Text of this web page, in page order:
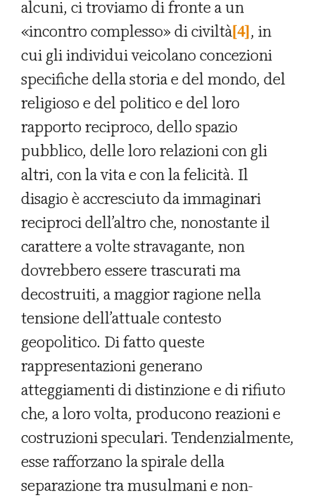
alcuni, ci troviamo di fronte a un
«incontro complesso» di civiltà[4], in
cui gli individui veicolano concezioni
specifiche della storia e del mondo, del
religioso e del politico e del loro
rapporto reciproco, dello spazio
pubblico, delle loro relazioni con gli
altri, con la vita e con la felicità. Il
disagio è accresciuto da immaginari
reciproci dell’altro che, nonostante il
carattere a volte stravagante, non
dovrebbero essere trascurati ma
decostruiti, a maggior ragione nella
tensione dell’attuale contesto
geopolitico. Di fatto queste
rappresentazioni generano
atteggiamenti di distinzione e di rifiuto
che, a loro volta, producono reazioni e
costruzioni speculari. Tendenzialmente,
esse rafforzano la spirale della
separazione tra musulmani e non-